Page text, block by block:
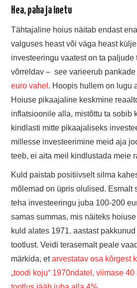
Hea, paha ja inetu
Tähtajaline hoius näitab endast
valguses heast või väga heast
investeeringu vaatest on ta paljude
võrreldav – see varieerub
euro vahel . Hoopis hullem on lugu
Hoiuse pikaajaline keskmine
inflatsioonile alla, mistõttu ta sobib
kindlasti mitte pikaajaliseks
millesse investeerimine meid aja
teeb, ei aita meil kindlustada meie
Kuld paistab positiivselt silma
mõlemad on üpris olulised. Esmalt
teha investeeringu juba 100-200
samas summas, mis näiteks
kuld alates 1971. aastast
tootlust. Veidi terasemalt peale
märkida, etarvestatav osa kõrgest
„toodi koju“ 1970ndatel, viimase